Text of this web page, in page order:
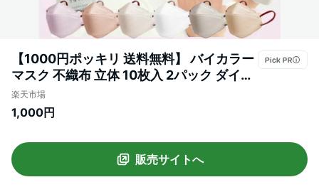
【1000円ポッキリ 送料無料】 バイカラー
マスク 不織布 立体 10枚入 2パック ダイヤ
モンド くちばし 立体マスク 3dマスク 不織
布マスク 不織布立体マスク カラーマスク
い捨て 素敵 レースマスク 小顔マスク ベー
ジュ グレージュ
楽天市場
1,000円
販売サイトへ